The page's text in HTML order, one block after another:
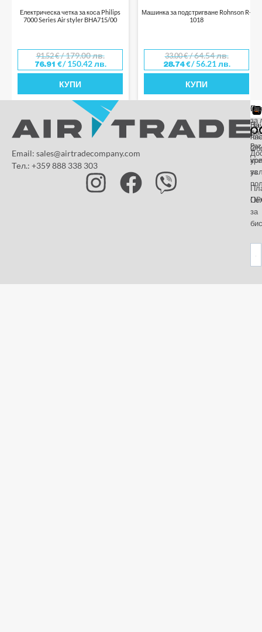
Eлектрическа четка за коса Philips
7000 Series Air styler BHA715/00
91.52€/ 179.00 лв.
76.91 €/ 150.42 лв.
КУПИ
Машинка за подстригване Rohnson R-
1018
33.00€/ 64.54 лв.
28.74€/ 56.21 лв.
КУПИ
Email: sales@airtradecompany.com
Тел.: +359 888 338 303
За
нас
и
за
за
за